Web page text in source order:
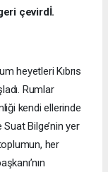
çevirdİ.
heyetleri Kıbrıs
Rumlar
kendi ellerinde
Bilge’nin yer
her